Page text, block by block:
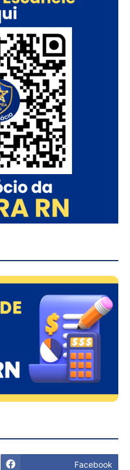
Facebook